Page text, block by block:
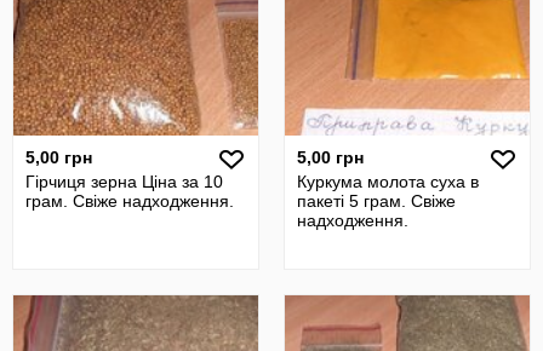
5,00 грн
Гірчиця зерна Ціна за 10
грам. Свіже надходження.
5,00 грн
Куркума молота суха в
пакеті 5 грам. Свіже
надходження.